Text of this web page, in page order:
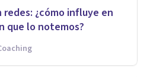
redes: ¿cómo influye en
que lo notemos?